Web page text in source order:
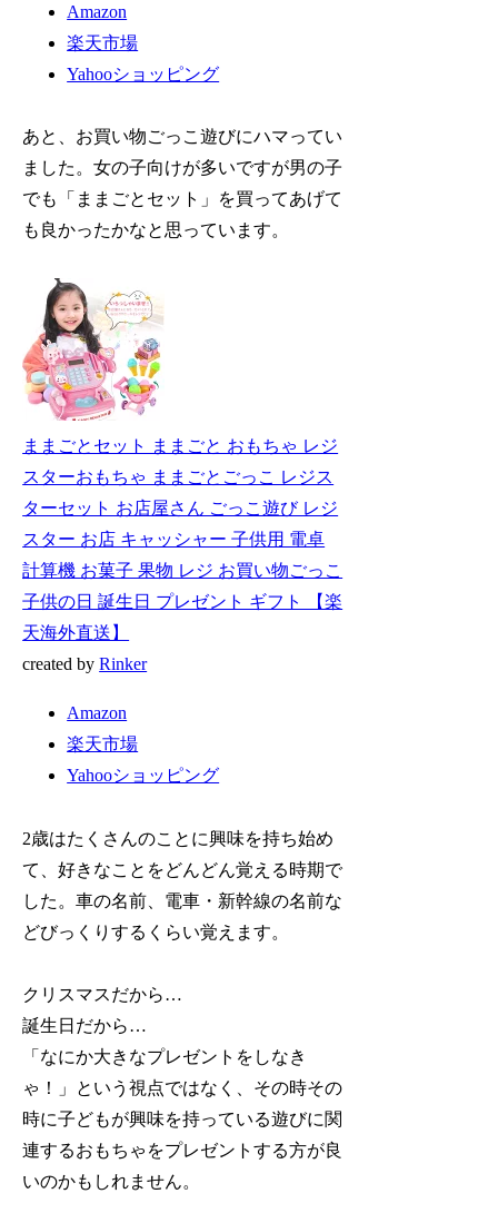
Amazon
楽天市場
Yahooショッピング
あと、お買い物ごっこ遊びにハマってい
ました。女の子向けが多いですが男の子
でも「ままごとセット」を買ってあげて
も良かったかなと思っています。
ままごとセット ままごと おもちゃ レジ
スターおもちゃ ままごとごっこ レジス
ターセット お店屋さん ごっこ遊び レジ
スター お店 キャッシャー 子供用 電卓
計算機 お菓子 果物 レジ お買い物ごっこ
子供の日 誕生日 プレゼント ギフト 【楽
天海外直送】
created byRinker
Amazon
楽天市場
Yahooショッピング
2歳はたくさんのことに興味を持ち始め
て、好きなことをどんどん覚える時期で
した。車の名前、電車・新幹線の名前な
どびっくりするくらい覚えます。
クリスマスだから…
誕生日だから…
「なにか大きなプレゼントをしなき
ゃ！」という視点ではなく、その時その
時に子どもが興味を持っている遊びに関
連するおもちゃをプレゼントする方が良
いのかもしれません。